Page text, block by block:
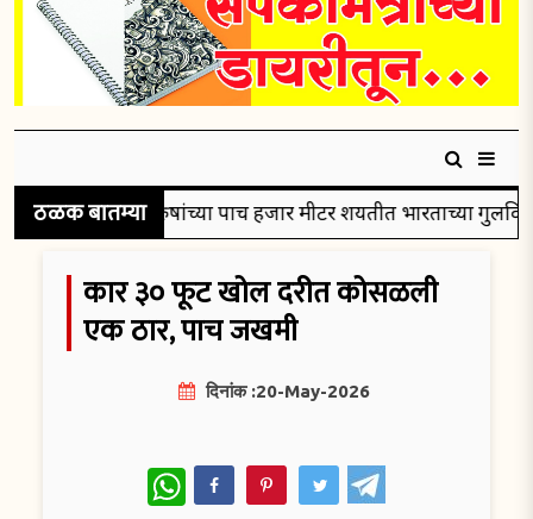
ठळक बातम्यापुरुषांच्या पाच हजार मीटर शर्यतीत भारताच्या
कार ३० फूट खोल दरीत कोसळली
एक ठार, पाच जखमी
दिनांक :20-May-2026
WhatsApp